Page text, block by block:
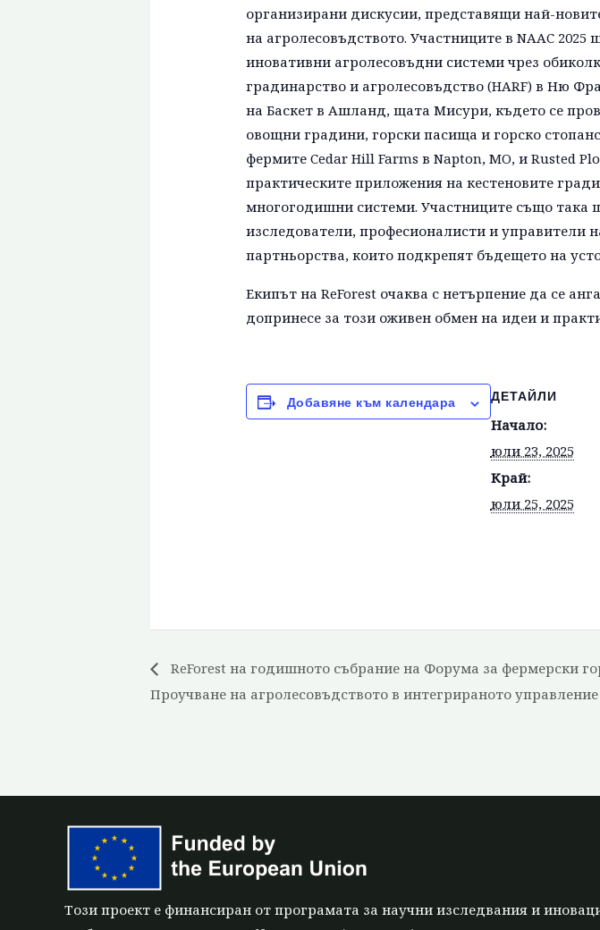
организирани дискусии, представящи най-
на агролесовъдството. Участниците в NAAC
иновативни агролесовъдни системи чрез
градинарство и агролесовъдство (HARF) в Ню
на Баскет в Ашланд, щата Мисури, където се
овощни градини, горски пасища и горско
фермите Cedar Hill Farms в Napton, MO, и Rusted
практическите приложения на кестеновите
многогодишни системи. Участниците също така
изследователи, професионалисти и управители
партньорства, които подкрепят бъдещето на
Екипът на ReForest очаква с нетърпение да се
допринесе за този оживен обмен на идеи и
Добавяне към календара
ДЕТАЙЛИ
Начало:
юли 23, 2025
Край:
юли 25, 2025
ReForest на годишното събрание на Форума за фермерски
Проучване на агролесовъдството в интегрираното
Този проект е финансиран от програмата за научни изследвания и